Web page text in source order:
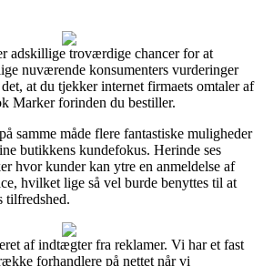
adskillige troværdige chancer for at
nuværende konsumenters vurderinger
at du tjekker internet firmaets omtaler af
Marker forinden du bestiller.
samme måde flere fantastiske muligheder
butikkens kundefokus. Herinde ses
hvor kunder kan ytre en anmeldelse af
hvilket lige så vel burde benyttes til at
tilfredshed.
af indtægter fra reklamer. Vi har et fast
forhandlere på nettet når vi